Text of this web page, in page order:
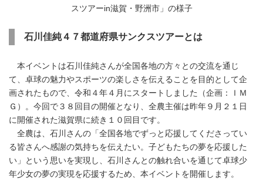
スツアーin滋賀・野洲市」の様子
石川佳純４７都道府県サンクスツアーとは
本イベントは石川佳純さんが全国各地の方々との交流を通じ
て、卓球の魅力やスポーツの楽しさを伝えることを目的として企
画されたもので、令和４年４月にスタートしました（企画：ＩＭ
Ｇ）。今回で３８回目の開催となり、全農主催は昨年９月２１日
に開催された滋賀県に続き１０回目です。
全農は、石川さんの「全国各地でずっと応援してくださってい
る皆さんへ感謝の気持ちを伝えたい。子どもたちの夢を応援した
い」という思いを実現し、石川さんとの触れ合いを通じて卓球少
年少女の夢の実現を応援するため、本イベントを開催します。